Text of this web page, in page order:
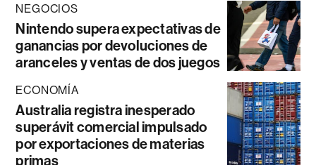
NEGOCIOS
Nintendo supera expectativas de
ganancias por devoluciones de
aranceles y ventas de dos juegos
ECONOMÍA
Australia registra inesperado
superávit comercial impulsado
por exportaciones de materias
primas